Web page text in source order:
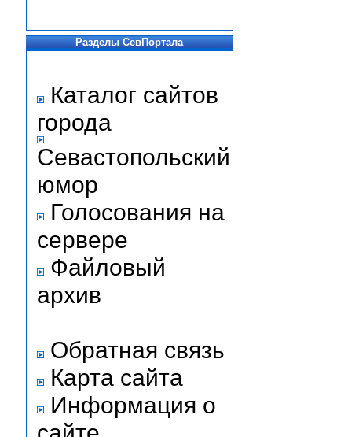
Разделы СевПортала
Каталог сайтов
города
Севастопольский
юмор
Голосования на
сервере
Файловый
архив
Обратная связь
Карта сайта
Информация о